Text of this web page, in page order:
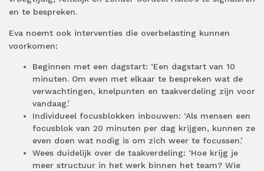
en te bespreken.
Eva noemt ook interventies die overbelasting kunnen
voorkomen:
Beginnen met een dagstart: ‘Een dagstart van 10
minuten. Om even met elkaar te bespreken wat de
verwachtingen, knelpunten en taakverdeling zijn voor
vandaag.’
Individueel focusblokken inbouwen: ‘Als mensen een
focusblok van 20 minuten per dag krijgen, kunnen ze
even doen wat nodig is om zich weer te focussen.’
Wees duidelijk over de taakverdeling: ‘Hoe krijg je
meer structuur in het werk binnen het team? Wie